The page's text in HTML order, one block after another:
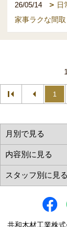
26/05/14
日
家事ラクな間取
1
共和木材工業株